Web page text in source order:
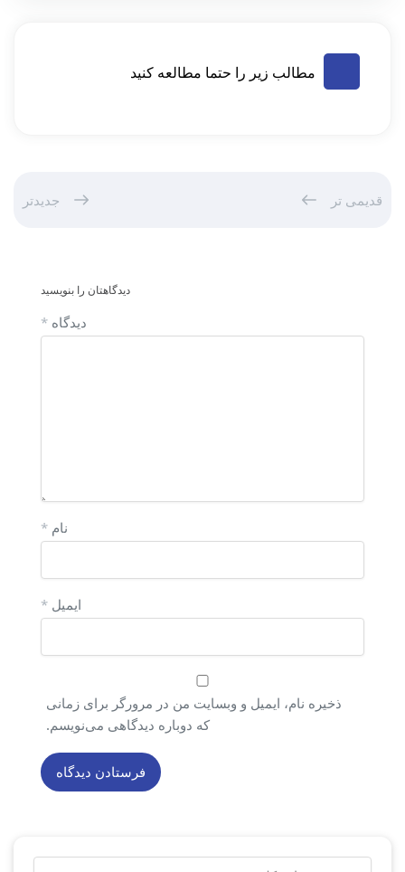
مطالب زیر را حتما مطالعه کنید
قدیمی تر جدیدتر
دیدگاهتان را بنویسید
دیدگاه *
نام *
ایمیل *
ذخیره نام، ایمیل و وبسایت من در مرورگر برای زمانی
که دوباره دیدگاهی می‌نویسم.